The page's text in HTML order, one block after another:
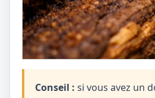
Conseil : si vous avez un